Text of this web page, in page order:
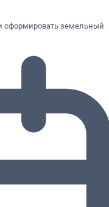
сформировать земельный